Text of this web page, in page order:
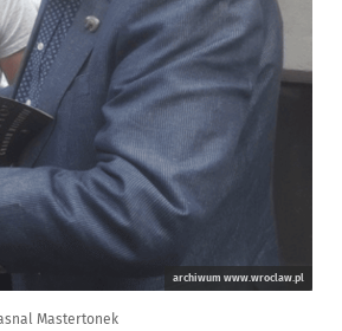
archiwum www.wroclaw.pl
Mastertonek